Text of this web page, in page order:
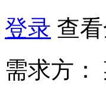
登录 查
需求方：